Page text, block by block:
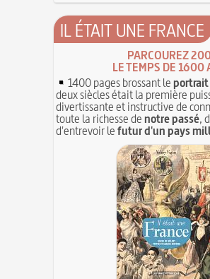
IL ÉTAIT UNE FRANCE
PARCOUREZ
LE TEMPS DE 1600
1400 pages brossant le
deux siècles était la première
divertissante et instructive de
toute la richesse denotre passé,
d'entrevoir lefutur d'un pays